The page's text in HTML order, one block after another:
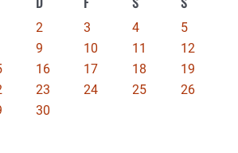
2 3 4
5
9 10 11
12
16 17 18
19
23 24 25
26
30